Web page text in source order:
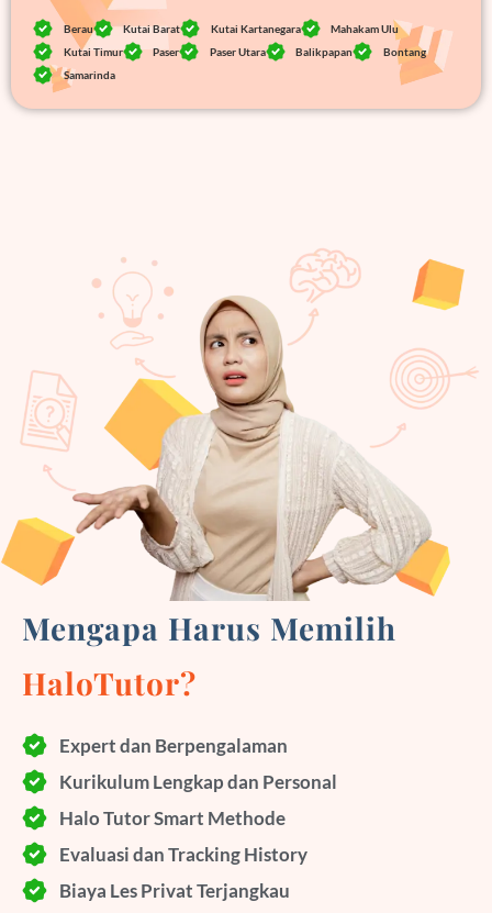
Berau Kutai Barat Kutai Kartanegara
Mahakam Ulu
Kutai Timur
Paser Paser Utara Balikpapan
Bontang
Samarinda
Mengapa Harus Memilih
HaloTutor?
Expert dan Berpengalaman
Kurikulum Lengkap dan Personal
Halo Tutor Smart Methode
Evaluasi dan Tracking History
Biaya Les Privat Terjangkau